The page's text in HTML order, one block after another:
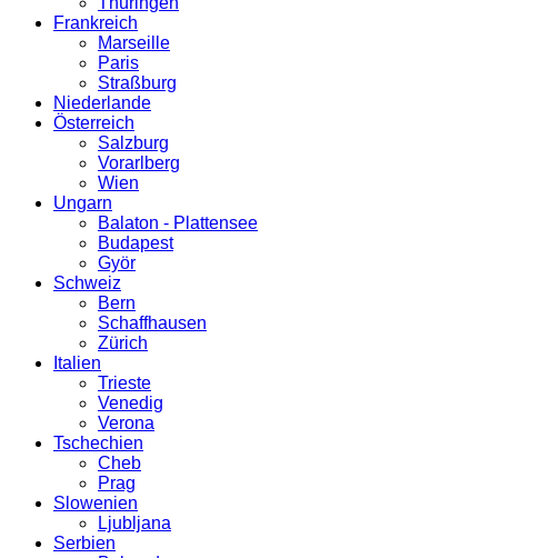
Frankreich
Marseille
Paris
Straßburg
Niederlande
Österreich
Salzburg
Vorarlberg
Wien
Ungarn
Balaton - Plattensee
Budapest
Györ
Schweiz
Bern
Schaffhausen
Zürich
Italien
Trieste
Venedig
Verona
Tschechien
Cheb
Prag
Slowenien
Ljubljana
Serbien